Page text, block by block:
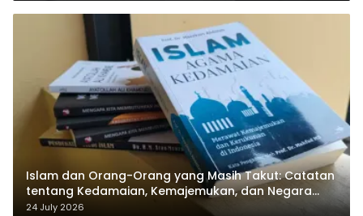
Islam dan Orang-Orang yang Masih Takut: Catatan
tentang Kedamaian, Kemajemukan, dan Negara
dalam Pemikiran Masykuri Abdillah
24 July 2026